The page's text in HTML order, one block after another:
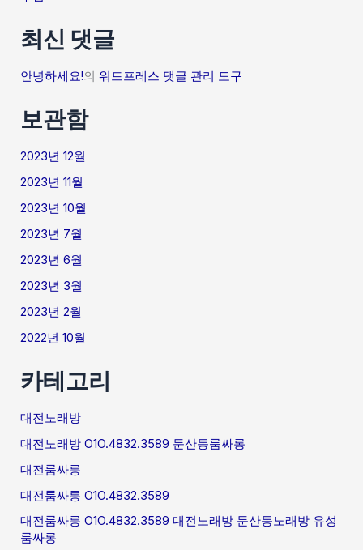
최신 댓글
안녕하세요!의워드프레스 댓글 관리 도구
보관함
2023년 12월
2023년 11월
2023년 10월
2023년 7월
2023년 6월
2023년 3월
2023년 2월
2022년 10월
카테고리
대전노래방
대전노래방 O1O.4832.3589 둔산동룸싸롱
대전룸싸롱
대전룸싸롱 O1O.4832.3589
대전룸싸롱 O1O.4832.3589 대전노래방 둔산동노래방 유성
룸싸롱